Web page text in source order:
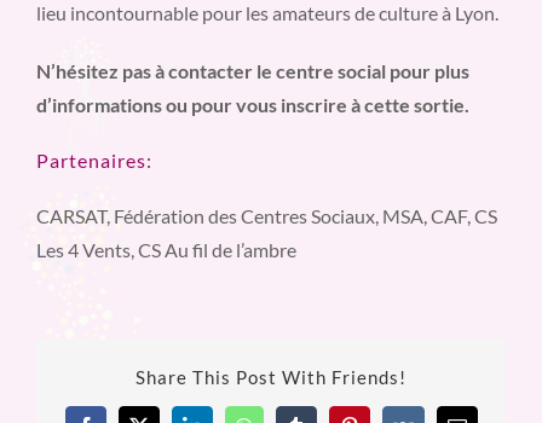
lieu incontournable pour les amateurs de culture à Lyon.
N’hésitez pas à contacter le centre social pour plus
d’informations ou pour vous inscrire à cette sortie.
Partenaires:
CARSAT, Fédération des Centres Sociaux, MSA, CAF, CS
Les 4 Vents, CS Au fil de l’ambre
Share This Post With Friends!